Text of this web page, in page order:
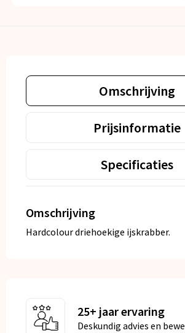
Omschrijving
Prijsinformatie
Specificaties
Omschrijving
Hardcolour driehoekige ijskrabber.
25+ jaar ervaring
Deskundig advies en